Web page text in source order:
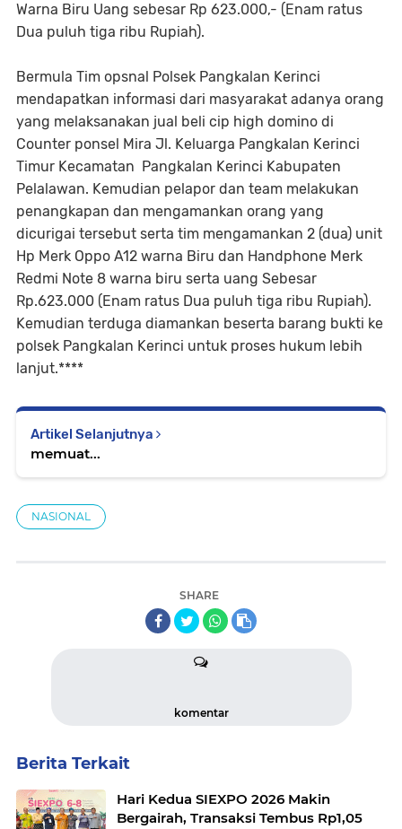
Warna Biru Uang sebesar Rp 623.000,- (Enam ratus
Dua puluh tiga ribu Rupiah).
Bermula Tim opsnal Polsek Pangkalan Kerinci
mendapatkan informasi dari masyarakat adanya orang
yang melaksanakan jual beli cip high domino di
Counter ponsel Mira Jl. Keluarga Pangkalan Kerinci
Timur Kecamatan Pangkalan Kerinci Kabupaten
Pelalawan. Kemudian pelapor dan team melakukan
penangkapan dan mengamankan orang yang
dicurigai tersebut serta tim mengamankan 2 (dua) unit
Hp Merk Oppo A12 warna Biru dan Handphone Merk
Redmi Note 8 warna biru serta uang Sebesar
Rp.623.000 (Enam ratus Dua puluh tiga ribu Rupiah).
Kemudian terduga diamankan beserta barang bukti ke
polsek Pangkalan Kerinci untuk proses hukum lebih
lanjut.****
Artikel Selanjutnya
memuat...
NASIONAL
SHARE
komentar
Berita Terkait
Hari Kedua SIEXPO 2026 Makin
Bergairah, Transaksi Tembus Rp1,05